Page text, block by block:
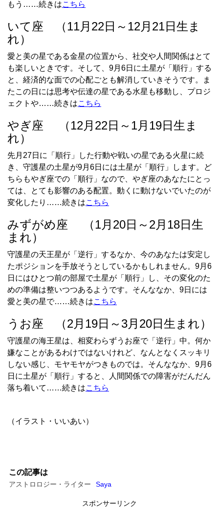
もう……続きはこちら
いて座 （11月22日～12月21日生ま
れ）
愛と美の星である金星の位置から、社交や人間関係はとて
も楽しいときです。そして、9月6日に土星が「順行」する
と、経済的な面での心配ごとも解消していきそうです。ま
たこの日には思考や伝達の星である水星も移動し、プロジ
ェクトや……続きはこちら
やぎ座 （12月22日～1月19日生ま
れ）
先月27日に「順行」した行動や戦いの星である火星に続
き、守護星の土星が9月6日には土星が「順行」します。ど
ちらもやぎ座での「順行」なので、やぎ座のあなたにとっ
ては、とても影響のある配置。動くに動けないでいたのが
変化したり……続きはこちら
みずがめ座 （1月20日～2月18日生
まれ）
守護星の天王星が「逆行」するなか、今のあなたは安定し
たポジションを手放そうとしているかもしれません。9月6
日にはひとつ前の部屋で土星が「順行」し、その変化のた
めの準備は整いつつあるようです。そんななか、9日には
愛と美の星で……続きはこちら
うお座 （2月19日～3月20日生まれ）
守護星の海王星は、相変わらずうお座で「逆行」中。何か
嫌なことがあるわけではないけれど、なんとなくスッキリ
しない感じ、モヤモヤがつきものでは。そんななか、9月6
日に土星が「順行」すると、人間関係での障害がだんだん
落ち着いて……続きはこちら
（イラスト・いいあい）
この記事は
アストロロジー・ライター Saya
スポンサーリンク